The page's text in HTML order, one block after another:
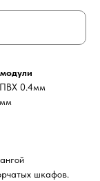
0.4мм
шкафов.